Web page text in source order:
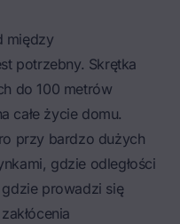
między
potrzebny. Skrętka
do 100 metrów
całe życie domu.
przy bardzo dużych
gdzie odległości
prowadzi się